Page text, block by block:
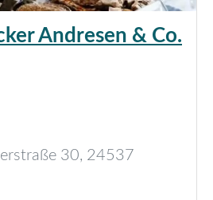
Andresen & Co.
30, 24537